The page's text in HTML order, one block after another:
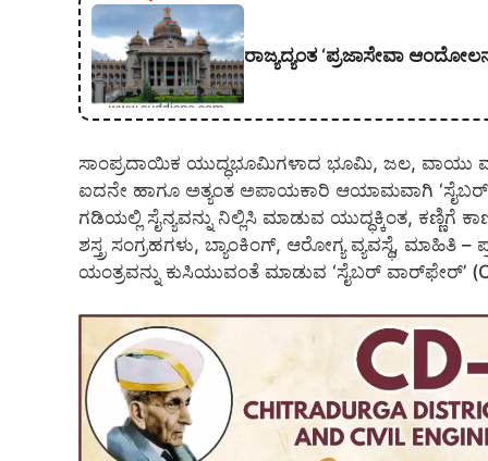
ರಾಜ್ಯದ್ಯಂತ ‘ಪ್ರಜಾಸೇವಾ
ಸಾಂಪ್ರದಾಯಿಕ ಯುದ್ಧಭೂಮಿಗಳಾದ ಭೂಮಿ, ಜಲ, ವಾಯು
ಐದನೇ ಹಾಗೂ ಅತ್ಯಂತ ಅಪಾಯಕಾರಿ ಆಯಾಮವಾಗಿ ‘ಸೈಬರ್
ಗಡಿಯಲ್ಲಿ ಸೈನ್ಯವನ್ನು ನಿಲ್ಲಿಸಿ ಮಾಡುವ ಯುದ್ಧಕ್ಕಿಂತ,
ಶಸ್ತ್ರ ಸಂಗ್ರಹಗಳು, ಬ್ಯಾಂಕಿಂಗ್, ಆರೋಗ್ಯ ವ್ಯವಸ್ಥೆ,
ಯಂತ್ರವನ್ನು ಕುಸಿಯುವಂತೆ ಮಾಡುವ ‘ಸೈಬರ್ ವಾರ್‌ಫೇರ್’